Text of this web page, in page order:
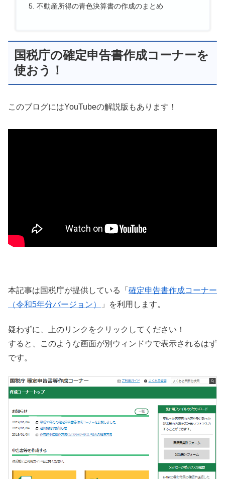
不動産所得の青色決算書の作成のまとめ
国税庁の確定申告書作成コーナーを
使おう！
このブログにはYouTubeの解説版もあります！
本記事は国税庁が提供している「 確定申告書作成コーナー
（令和5年分バージョン）
」を利用します。
疑わずに、上のリンクをクリックしてください！
すると、このような画面が別ウィンドウで表示されるはず
です。